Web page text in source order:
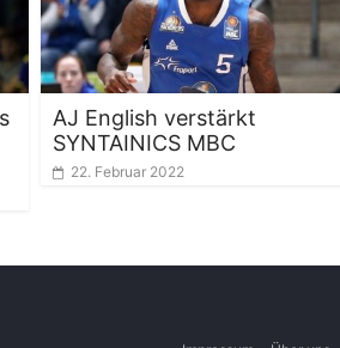
AJ English verstärkt
SYNTAINICS MBC
22. Februar 2022